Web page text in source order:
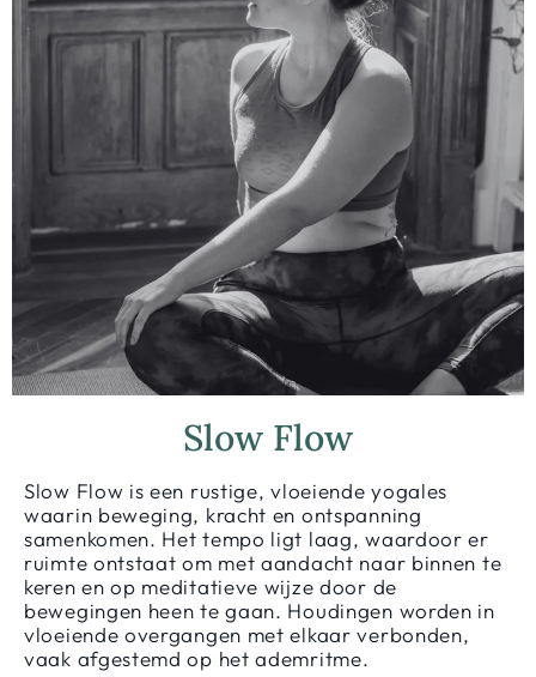
Slow Flow
Slow Flow is een rustige, vloeiende yogales
waarin beweging, kracht en ontspanning
samenkomen. Het tempo ligt laag, waardoor er
ruimte ontstaat om met aandacht naar binnen te
keren en op meditatieve wijze door de
bewegingen heen te gaan. Houdingen worden in
vloeiende overgangen met elkaar verbonden,
vaak afgestemd op het ademritme.